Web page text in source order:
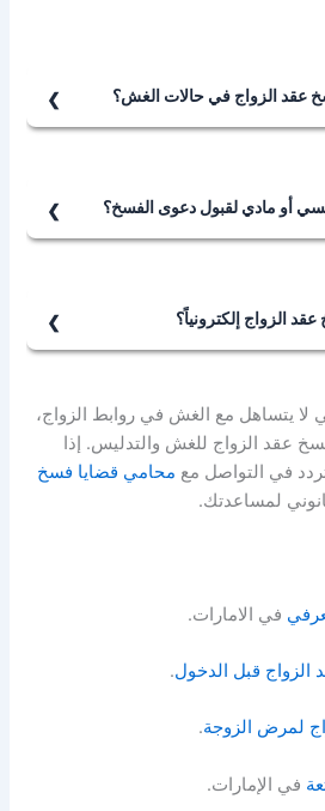
عقد الزواج في حالات الغش؟
بشكل صحيح. أما الفسخ فهو إلغاء
أو مادي لقبول دعوى الفسخ؟
وكان سبباً في إقدامه على الزواج.
الزواج إلكترونياً؟
الوقت.
لا يتساهل مع الغش في روابط الزواج،
عقد الزواج للغش والتدليس. إذا
في التواصل مع محامي قضايا فسخ
لمساعدتك.
في الامارات.
قبل الدخول.
لمرض الزوجة.
في الإمارات.